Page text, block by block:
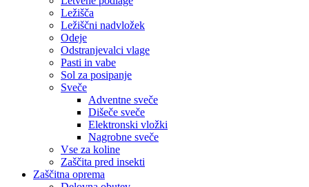
Ležišča
Ležiščni nadvložek
Odeje
Odstranjevalci vlage
Pasti in vabe
Sol za posipanje
Sveče
Adventne sveče
Dišeče sveče
Elektronski vložki
Nagrobne sveče
Vse za koline
Zaščita pred insekti
Zaščitna oprema